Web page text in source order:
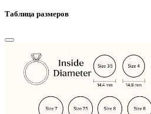
Таблица размеров